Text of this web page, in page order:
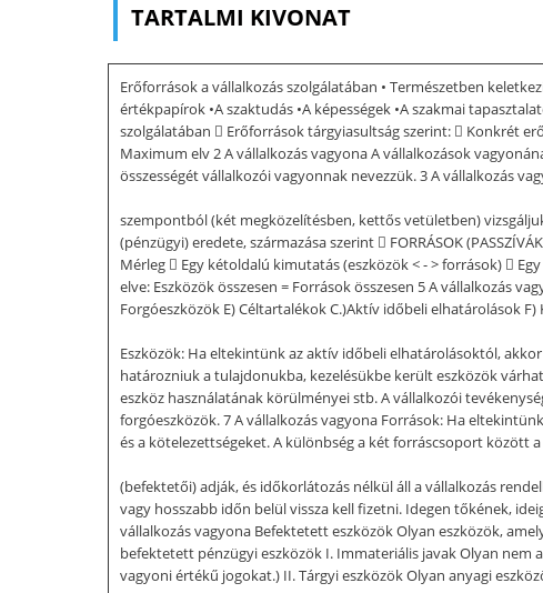
TARTALMI KIVONAT
Erőforrások a vállalkozás szolgálatában • Természetben
értékpapírok •A szaktudás •A képességek •A szakmai
szolgálatában  Erőforrások tárgyiasultság szerint:  Konkrét
Maximum elv 2 A vállalkozás vagyona A vállalkozások
összességét vállalkozói vagyonnak nevezzük. 3 A vállalkozás
szempontból (két megközelítésben, kettős vetületben)
(pénzügyi) eredete, származása szerint  FORRÁSOK
Mérleg  Egy kétoldalú kimutatás (eszközök < - > források) 
elve: Eszközök összesen = Források összesen 5 A vállalkozás
Forgóeszközök E) Céltartalékok C.)Aktív időbeli elhatárolások
Eszközök: Ha eltekintünk az aktív időbeli elhatárolásoktól,
határozniuk a tulajdonukba, kezelésükbe került eszközök
eszköz használatának körülményei stb. A vállalkozói
forgóeszközök. 7 A vállalkozás vagyona Források: Ha
és a kötelezettségeket. A különbség a két forráscsoport között
(befektetői) adják, és időkorlátozás nélkül áll a vállalkozás
vagy hosszabb időn belül vissza kell fizetni. Idegen tőkének,
vállalkozás vagyona Befektetett eszközök Olyan eszközök,
befektetett pénzügyi eszközök I. Immateriális javak Olyan nem
vagyoni értékű jogokat.) II. Tárgyi eszközök Olyan anyagi